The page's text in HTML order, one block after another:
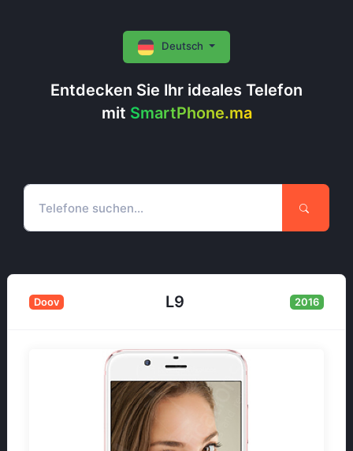
Entdecken Sie Ihr ideales Telefon
mit SmartPhone.ma
Deutsch
Doov L9 2016